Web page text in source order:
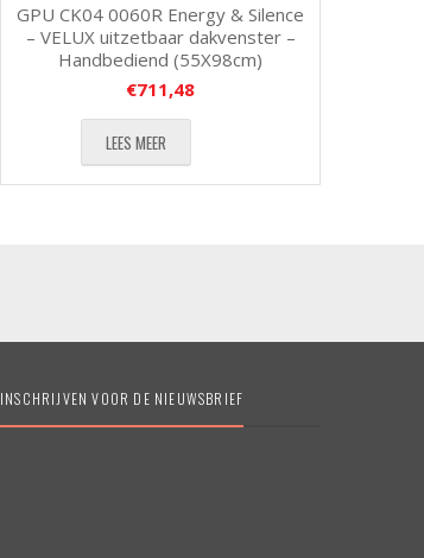
GPU CK04 0060R Energy & Silence
– VELUX uitzetbaar dakvenster –
Handbediend (55X98cm)
€711,48
LEES MEER
INSCHRIJVEN VOOR DE NIEUWSBRIEF